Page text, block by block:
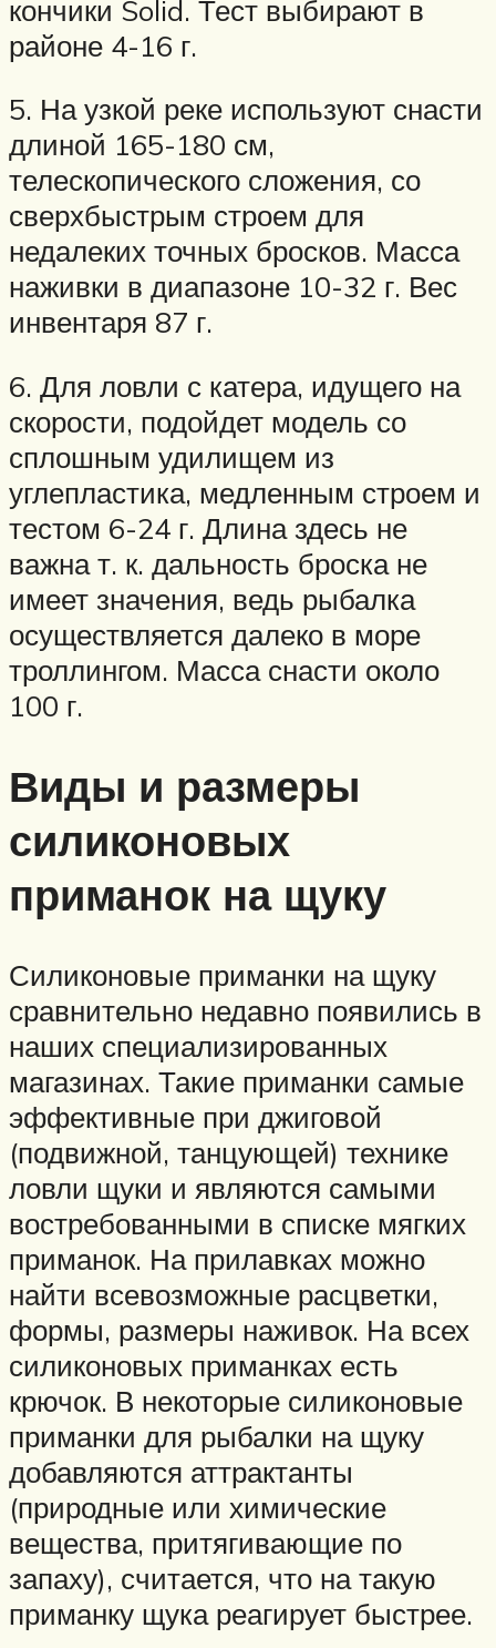
кончики Solid. Тест выбирают в
районе 4-16 г.
5. На узкой реке используют снасти
длиной 165-180 см,
телескопического сложения, со
сверхбыстрым строем для
недалеких точных бросков. Масса
наживки в диапазоне 10-32 г. Вес
инвентаря 87 г.
6. Для ловли с катера, идущего на
скорости, подойдет модель со
сплошным удилищем из
углепластика, медленным строем и
тестом 6-24 г. Длина здесь не
важна т. к. дальность броска не
имеет значения, ведь рыбалка
осуществляется далеко в море
троллингом. Масса снасти около
100 г.
Виды и размеры
силиконовых
приманок на щуку
Силиконовые приманки на щуку
сравнительно недавно появились в
наших специализированных
магазинах. Такие приманки самые
эффективные при джиговой
(подвижной, танцующей) технике
ловли щуки и являются самыми
востребованными в списке мягких
приманок. На прилавках можно
найти всевозможные расцветки,
формы, размеры наживок. На всех
силиконовых приманках есть
крючок. В некоторые силиконовые
приманки для рыбалки на щуку
добавляются аттрактанты
(природные или химические
вещества, притягивающие по
запаху), считается, что на такую
приманку щука реагирует быстрее.